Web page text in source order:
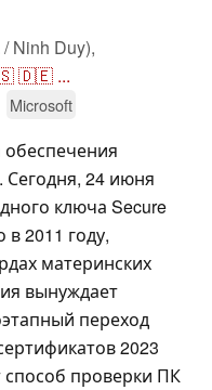
Ninh Duy),
🇩🇪 ...
Microsoft
обеспечения
Сегодня, 24 июня
ключа Secure
2011 году,
материнских
вынуждает
переход
2023
проверки ПК